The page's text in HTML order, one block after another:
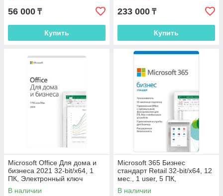
56 000 ₸
Купить
233 000 ₸
Купить
Microsoft Office Для дома и
бизнеса 2021 32-bit/x64, 1
ПК, Электронный ключ
В наличии
Microsoft 365 Бизнес
стандарт Retail 32-bit/x64, 12
мес., 1 user, 5 ПК,
Электронный ключ
В наличии